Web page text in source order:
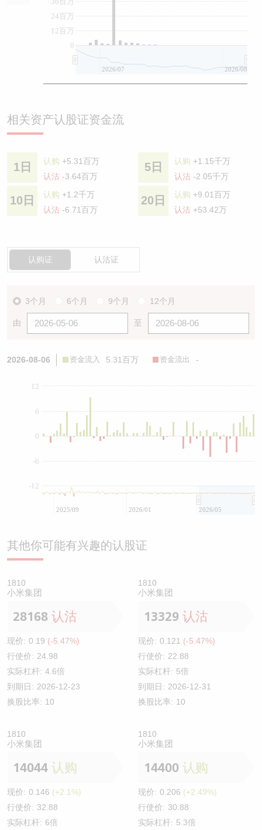
0
12百万
24百万
2026/07 2026/08
相关资产认股证资金流
1日 认购 +5.31百万
认沽 -3.64百万
5日 认购 +1.15千万
认沽 -2.05千万
10日 认购 +1.2千万
认沽 -6.71百万
20日 认购 +9.01百万
认沽 +53.42万
认购证 认沽证
3个月 6个月 9个月 12个月
由 至
2026-08-06 资金流入 5.31百万 资金流出 -
0
-12
-6
6
12
2025/09 2026/01 2026/05
其他你可能有兴趣的认股证
1810
小米集团
28168 认沽
现价: 0.19 (-5.47%)
行使价: 24.98
实际杠杆: 4.6倍
到期日: 2026-12-23
换股比率: 10
1810
小米集团
13329 认沽
现价: 0.121 (-5.47%)
行使价: 22.88
实际杠杆: 5倍
到期日: 2026-12-31
换股比率: 10
1810
小米集团
14044 认购
现价: 0.146 (+2.1%)
行使价: 32.88
实际杠杆: 6倍
1810
小米集团
14400 认购
现价: 0.206 (+2.49%)
行使价: 30.88
实际杠杆: 5.3倍